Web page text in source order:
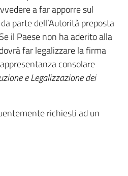
a far apporre sul
parte dell’Autorità preposta
il Paese non ha aderito alla
far legalizzare la firma
consolare
e Legalizzazione dei
richiesti ad un